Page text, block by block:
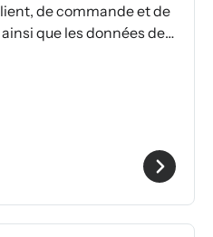
de commande et de
que les données de